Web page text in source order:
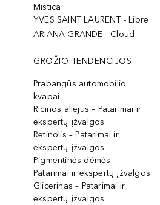
Mistica
YVES SAINT LAURENT - Libre
ARIANA GRANDE - Cloud
GROŽIO TENDENCIJOS
Prabangūs automobilio
kvapai
Ricinos aliejus – Patarimai ir
ekspertų įžvalgos
Retinolis – Patarimai ir
ekspertų įžvalgos
Pigmentinės dėmės –
Patarimai ir ekspertų įžvalgos
Glicerinas – Patarimai ir
ekspertų įžvalgos